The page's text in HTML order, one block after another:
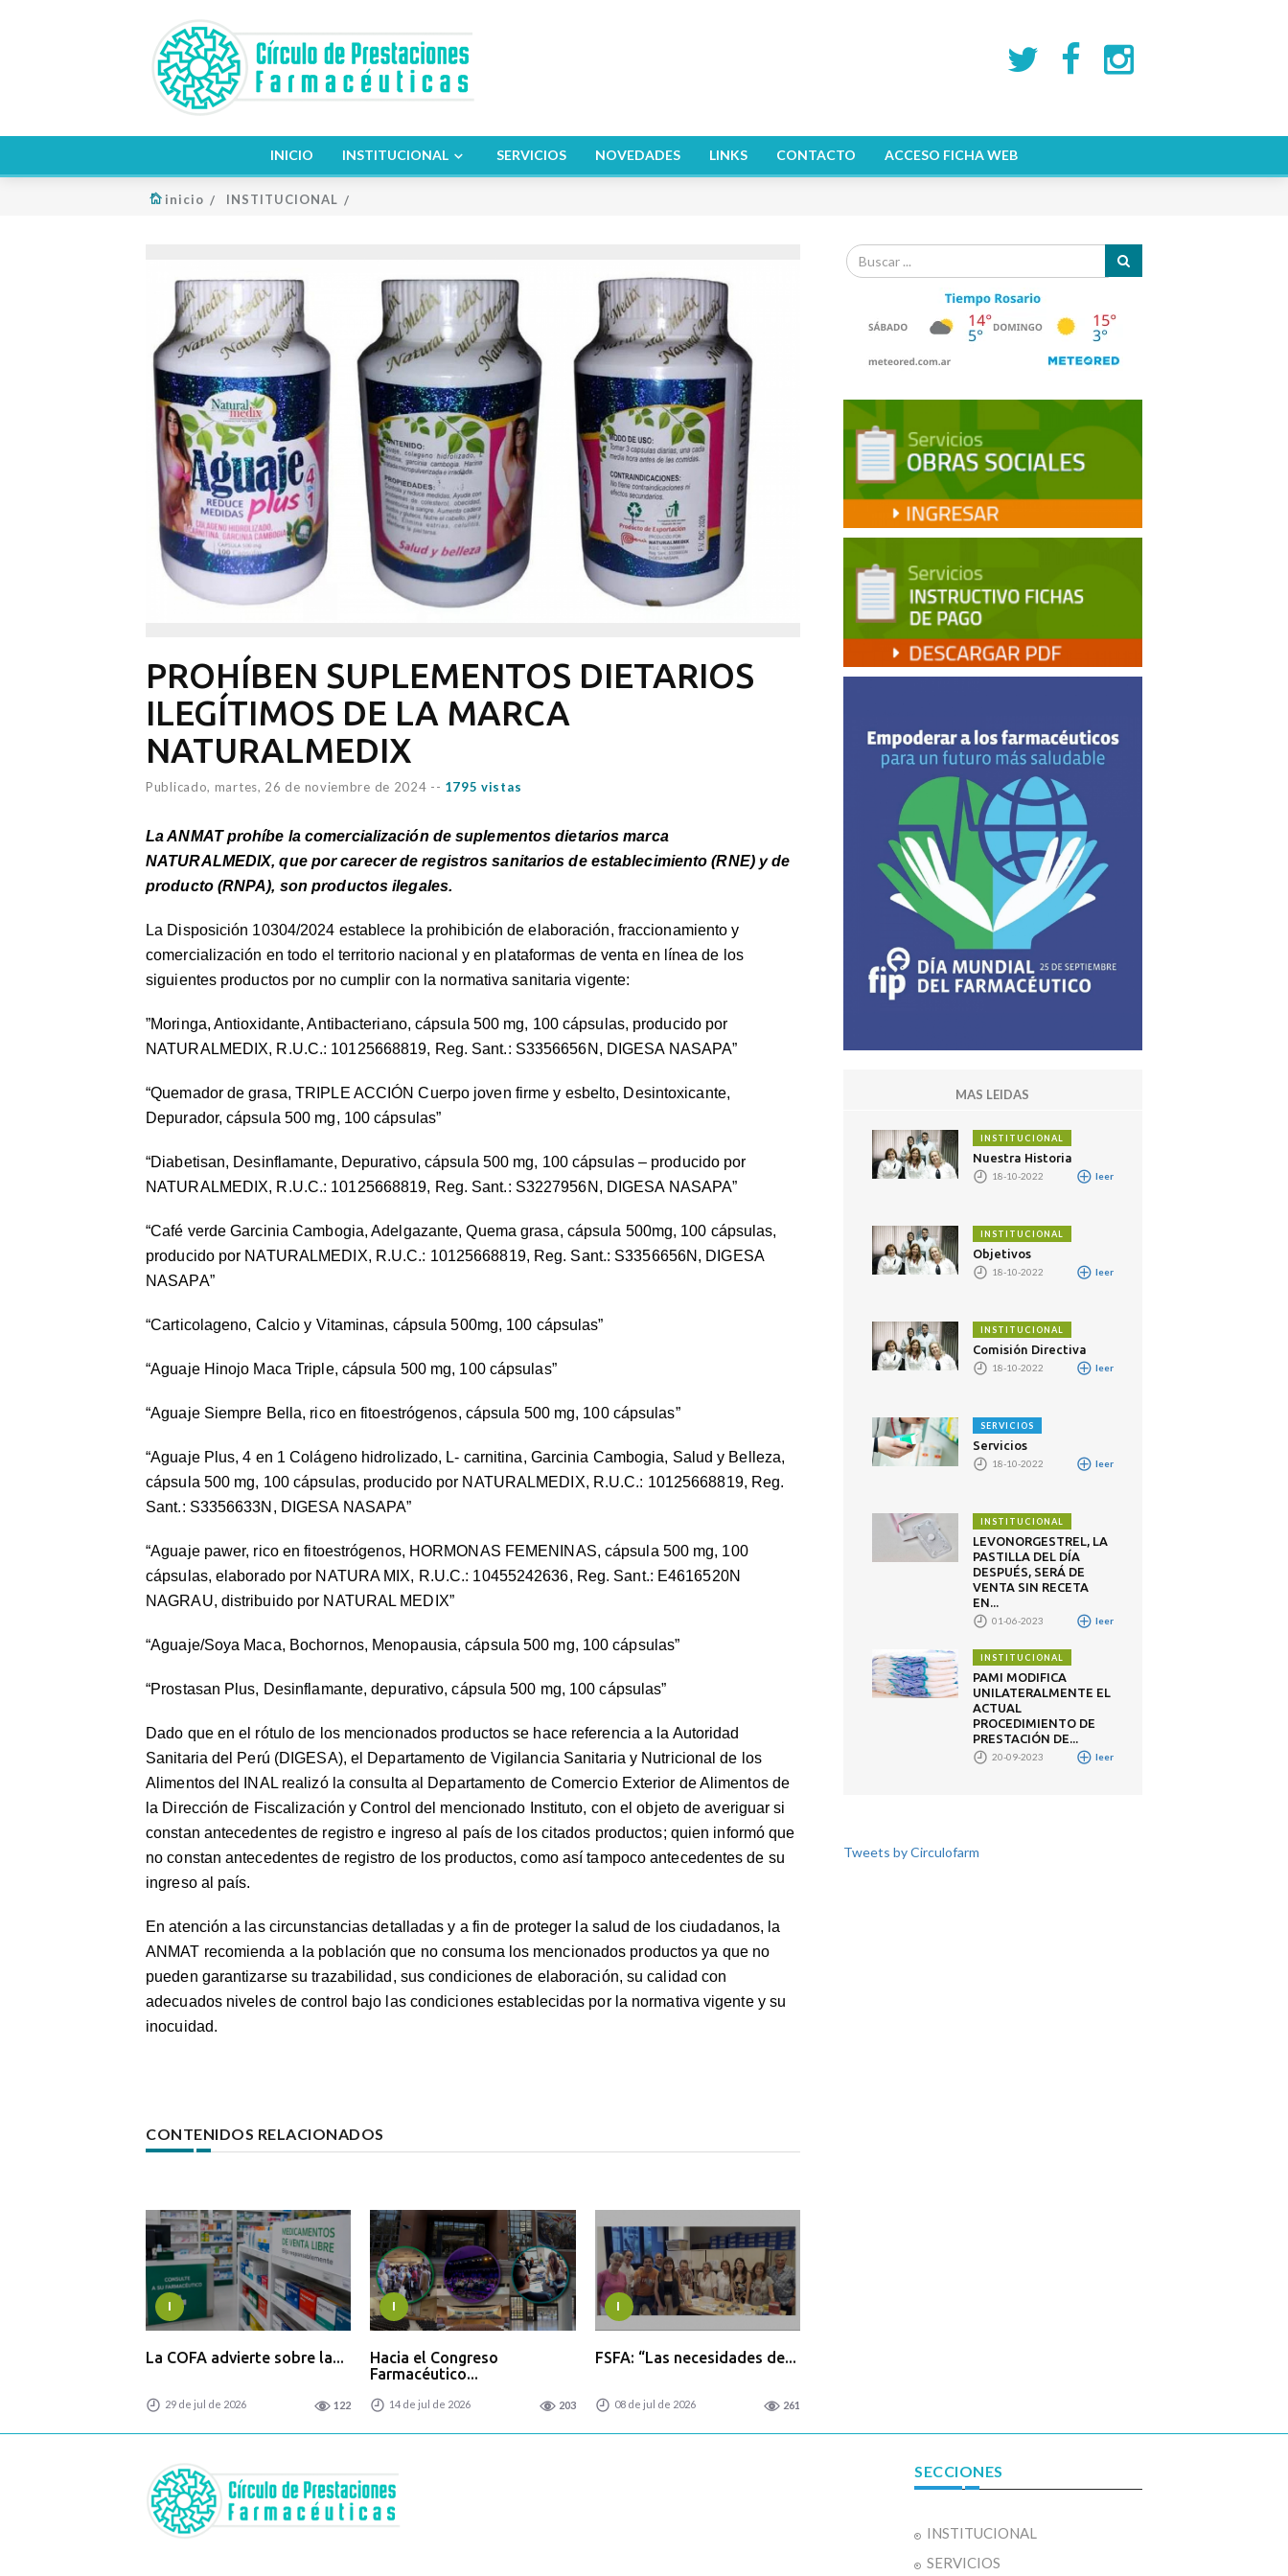
INICIO INSTITUCIONAL SERVICIOS NOVEDADES LINKS CONTACTO ACCESO FICHA WEB
inicio INSTITUCIONAL
PROHÍBEN SUPLEMENTOS DIETARIOS
ILEGÍTIMOS DE LA MARCA
NATURALMEDIX
Publicado, martes, 26 de noviembre de 2024 -- 1795 vistas
La ANMAT prohíbe la comercialización de suplementos dietarios marca
NATURALMEDIX, que por carecer de registros sanitarios de establecimiento (RNE) y de
producto (RNPA), son productos ilegales.
La Disposición 10304/2024 establece la prohibición de elaboración, fraccionamiento y
comercialización en todo el territorio nacional y en plataformas de venta en línea de los
siguientes productos por no cumplir con la normativa sanitaria vigente:
”Moringa, Antioxidante, Antibacteriano, cápsula 500 mg, 100 cápsulas, producido por
NATURALMEDIX, R.U.C.: 10125668819, Reg. Sant.: S3356656N, DIGESA NASAPA”
“Quemador de grasa, TRIPLE ACCIÓN Cuerpo joven firme y esbelto, Desintoxicante,
Depurador, cápsula 500 mg, 100 cápsulas”
“Diabetisan, Desinflamante, Depurativo, cápsula 500 mg, 100 cápsulas – producido por
NATURALMEDIX, R.U.C.: 10125668819, Reg. Sant.: S3227956N, DIGESA NASAPA”
“Café verde Garcinia Cambogia, Adelgazante, Quema grasa, cápsula 500mg, 100 cápsulas,
producido por NATURALMEDIX, R.U.C.: 10125668819, Reg. Sant.: S3356656N, DIGESA
NASAPA”
“Carticolageno, Calcio y Vitaminas, cápsula 500mg, 100 cápsulas”
“Aguaje Hinojo Maca Triple, cápsula 500 mg, 100 cápsulas”
“Aguaje Siempre Bella, rico en fitoestrógenos, cápsula 500 mg, 100 cápsulas”
“Aguaje Plus, 4 en 1 Colágeno hidrolizado, L- carnitina, Garcinia Cambogia, Salud y Belleza,
cápsula 500 mg, 100 cápsulas, producido por NATURALMEDIX, R.U.C.: 10125668819, Reg.
Sant.: S3356633N, DIGESA NASAPA”
“Aguaje pawer, rico en fitoestrógenos, HORMONAS FEMENINAS, cápsula 500 mg, 100
cápsulas, elaborado por NATURA MIX, R.U.C.: 10455242636, Reg. Sant.: E4616520N
NAGRAU, distribuido por NATURAL MEDIX”
“Aguaje/Soya Maca, Bochornos, Menopausia, cápsula 500 mg, 100 cápsulas”
“Prostasan Plus, Desinflamante, depurativo, cápsula 500 mg, 100 cápsulas”
Dado que en el rótulo de los mencionados productos se hace referencia a la Autoridad
Sanitaria del Perú (DIGESA), el Departamento de Vigilancia Sanitaria y Nutricional de los
Alimentos del INAL realizó la consulta al Departamento de Comercio Exterior de Alimentos de
la Dirección de Fiscalización y Control del mencionado Instituto, con el objeto de averiguar si
constan antecedentes de registro e ingreso al país de los citados productos; quien informó que
no constan antecedentes de registro de los productos, como así tampoco antecedentes de su
ingreso al país.
En atención a las circunstancias detalladas y a fin de proteger la salud de los ciudadanos, la
ANMAT recomienda a la población que no consuma los mencionados productos ya que no
pueden garantizarse su trazabilidad, sus condiciones de elaboración, su calidad con
adecuados niveles de control bajo las condiciones establecidas por la normativa vigente y su
inocuidad.
CONTENIDOS RELACIONADOS
I
La COFA advierte sobre la...
29 de jul de 2026 122
I
Hacia el Congreso
Farmacéutico...
14 de jul de 2026 203
I
FSFA: “Las necesidades de...
08 de jul de 2026 261
MAS LEIDAS
INSTITUCIONAL
Nuestra Historia
18-10-2022 leer
INSTITUCIONAL
Objetivos
18-10-2022 leer
INSTITUCIONAL
Comisión Directiva
18-10-2022 leer
SERVICIOS
Servicios
18-10-2022 leer
INSTITUCIONAL
LEVONORGESTREL, LA
PASTILLA DEL DÍA
DESPUÉS, SERÁ DE
VENTA SIN RECETA
EN...
01-06-2023 leer
INSTITUCIONAL
PAMI MODIFICA
UNILATERALMENTE EL
ACTUAL
PROCEDIMIENTO DE
PRESTACIÓN DE...
20-09-2023 leer
Tweets by Circulofarm
SECCIONES
INSTITUCIONAL
SERVICIOS